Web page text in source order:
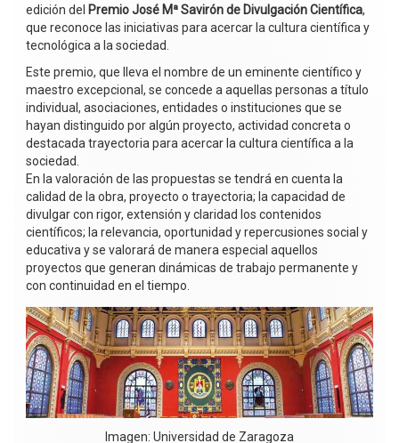
edición del Premio José Mª Savirón de Divulgación Científica,
que reconoce las iniciativas para acercar la cultura científica y
tecnológica a la sociedad.
Este premio, que lleva el nombre de un eminente científico y
maestro excepcional, se concede a aquellas personas a título
individual, asociaciones, entidades o instituciones que se
hayan distinguido por algún proyecto, actividad concreta o
destacada trayectoria para acercar la cultura científica a la
sociedad.
En la valoración de las propuestas se tendrá en cuenta la
calidad de la obra, proyecto o trayectoria; la capacidad de
divulgar con rigor, extensión y claridad los contenidos
científicos; la relevancia, oportunidad y repercusiones social y
educativa y se valorará de manera especial aquellos
proyectos que generan dinámicas de trabajo permanente y
con continuidad en el tiempo.
Imagen: Universidad de Zaragoza